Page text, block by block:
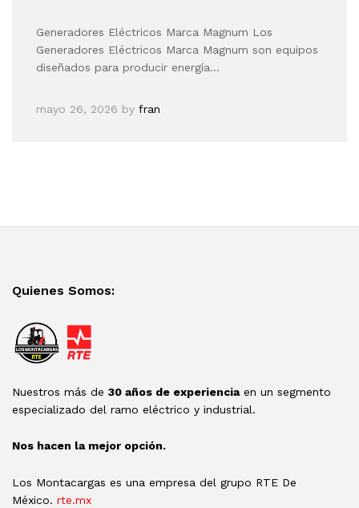
Generadores Eléctricos Marca Magnum Los
Generadores Eléctricos Marca Magnum son equipos
diseñados para producir energía…
mayo 26, 2026 by fran
Quienes Somos:
Nuestros más de 30 años de experienciaen un segmento
especializado del ramo eléctrico y industrial.
Nos hacen la mejor opción.
Los Montacargas es una empresa del grupo RTE De
México. rte.mx